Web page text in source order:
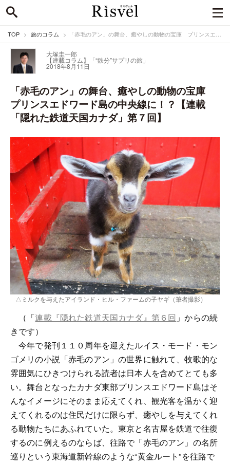
TOP 旅のコラム 「赤毛のアン」の舞台、癒やしの動物の宝庫 プリンスエドワード島の中央線に！？【連載「隠れた鉄道天国カナダ」第７回】
大塚圭一郎
【連載コラム】「“鉄分”サプリの旅」
2018年8月11日
「赤毛のアン」の舞台、癒やしの動物の宝庫
プリンスエドワード島の中央線に！？【連載
「隠れた鉄道天国カナダ」第７回】
△ミルクを与えたアイランド・ヒル・ファームの子ヤギ（筆者撮影）
（「連載『隠れた鉄道天国カナダ』第６回 」からの続
きです）
今年で発刊１１０周年を迎えたルイス・モード・モン
ゴメリの小説「赤毛のアン」の世界に触れて、牧歌的な
雰囲気にひきつけられる読者は日本人を含めてとても多
い。舞台となったカナダ東部プリンスエドワード島はそ
んなイメージにそのまま応えてくれ、観光客を温かく迎
えてくれるのは住民だけに限らず、癒やしを与えてくれ
る動物たちにあふれていた。東京と名古屋を鉄道で往復
するのに例えるのならば、往路で「赤毛のアン」の名所
巡りという東海道新幹線のような“黄金ルート”を往路で